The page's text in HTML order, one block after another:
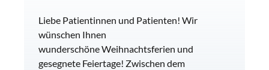
Liebe Patientinnen und Patienten! Wir
wünschen Ihnen
wunderschöne Weihnachtsferien und
gesegnete Feiertage! Zwischen dem